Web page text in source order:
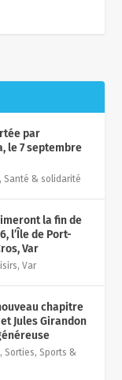
par
le 7 septembre
,Santé & solidarité
la fin de
l’Île de Port-
Var
,Var
chapitre
Jules Girandon
,Sorties, Sports &